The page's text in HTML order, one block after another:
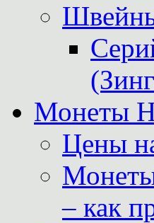
Монеты
Цены
– как